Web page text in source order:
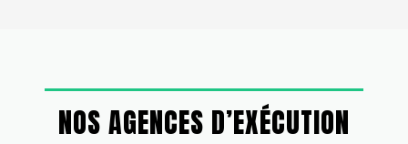
NOS AGENCES D’EXÉCUTION